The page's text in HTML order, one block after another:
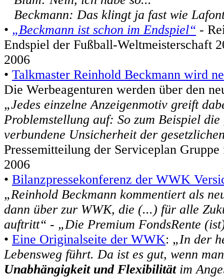
Beckmann: Das klingt ja fast wie
• „Beckmann ist schon im Endspiel“ -
Endspiel der Fußball-Weltmeisterschaft
2006
• Talkmaster Reinhold Beckmann wird
Die Werbeagenturen werden über den
„Jedes einzelne Anzeigenmotiv greift
Problemstellung auf: So zum Beispiel die
verbundene Unsicherheit der
Pressemitteilung der Serviceplan
2006
• Bilanzpressekonferenz der WWK
„Reinhold Beckmann kommentiert als
dann über zur WWK, die (...) für alle
auftritt“ - „Die Premium FondsRente
• Eine Originalseite der WWK: „In der
Lebensweg führt. Da ist es gut, wenn
Unabhängigkeit und Flexibilitätim